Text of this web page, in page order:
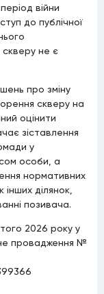
війни
до публічної
не є
про зміну
скверу на
оцінити
зіставлення
у
особи, а
нормативних
ділянок,
позивача.
2026 року у
провадження №